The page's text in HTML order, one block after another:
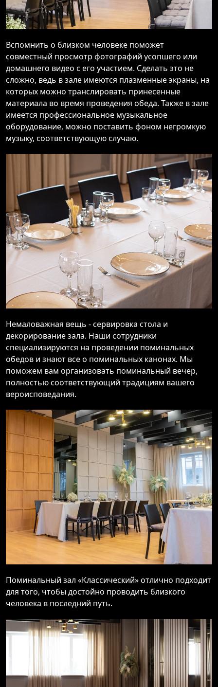
Вспомнить о близком человеке поможет
совместный просмотр фотографий усопшего или
домашнего видео с его участием. Сделать это не
сложно, ведь в зале имеются плазменные экраны, на
которых можно транслировать принесенные
материала во время проведения обеда. Также в зале
имеется профессиональное музыкальное
оборудование, можно поставить фоном негромкую
музыку, соответствующую случаю.
Немаловажная вещь - сервировка стола и
декорирование зала. Наши сотрудники
специализируются на проведении поминальных
обедов и знают все о поминальных канонах. Мы
поможем вам организовать поминальный вечер,
полностью соответствующий традициям вашего
вероисповедания.
Поминальный зал «Классический» отлично подходит
для того, чтобы достойно проводить близкого
человека в последний путь.